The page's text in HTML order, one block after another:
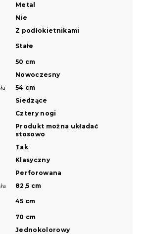
Metal
Nie
Z podłokietnikami
Stałe
50 cm
Nowoczesny
54 cm
Siedzące
Cztery nogi
Produkt można układać
stosowo
Tak
Klasyczny
Perforowana
82,5 cm
45 cm
70 cm
Jednokolorowy